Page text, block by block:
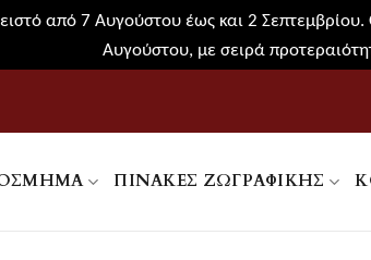
από 7 Αυγούστου έως και 2
Αυγούστου, με σειρά
ΠΊΝΑΚΕΣ ΖΩΓΡΑΦΙΚΉΣ